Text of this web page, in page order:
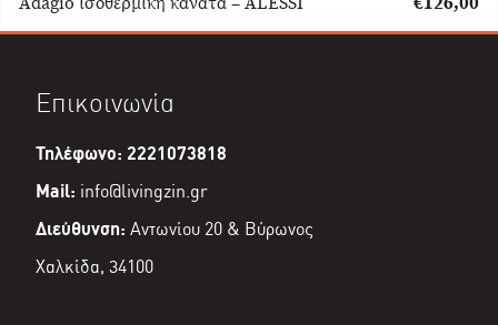
was:
τρέχουσα
Επικοινωνία
Τηλέφωνο: 2221073818
Mail: info@livingzin.gr
Διεύθυνση: Αντωνίου 20 & Βύρωνος
Χαλκίδα, 34100